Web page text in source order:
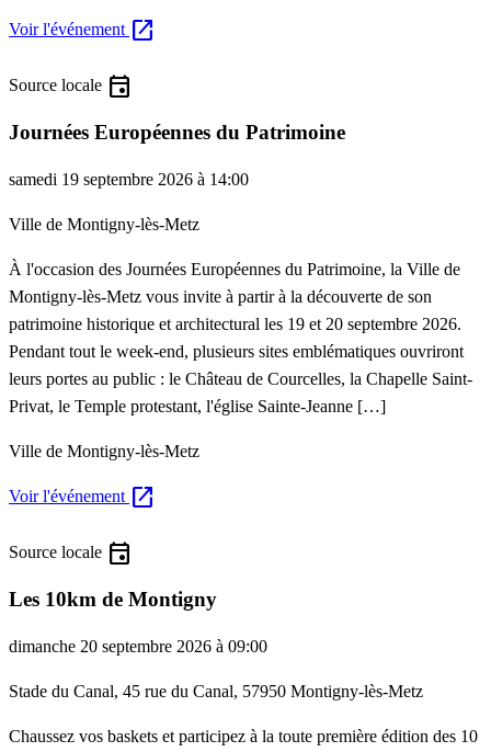
Voir l'événement open_in_new
Source locale event
Journées Européennes du Patrimoine
samedi 19 septembre 2026 à 14:00
Ville de Montigny-lès-Metz
À l'occasion des Journées Européennes du Patrimoine, la Ville de
Montigny-lès-Metz vous invite à partir à la découverte de son
patrimoine historique et architectural les 19 et 20 septembre 2026.
Pendant tout le week-end, plusieurs sites emblématiques ouvriront
leurs portes au public : le Château de Courcelles, la Chapelle Saint-
Privat, le Temple protestant, l'église Sainte-Jeanne […]
Ville de Montigny-lès-Metz
Voir l'événement open_in_new
Source locale event
Les 10km de Montigny
dimanche 20 septembre 2026 à 09:00
Stade du Canal, 45 rue du Canal, 57950 Montigny-lès-Metz
Chaussez vos baskets et participez à la toute première édition des 10